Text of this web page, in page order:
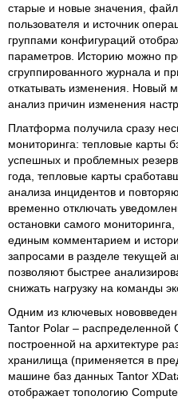
старые и новые значения,
пользователя и источник
группами конфигураций
параметров. Историю можно
сгруппированного журнала и
откатывать изменения. Новый
анализ причин изменения
Платформа получила сразу
мониторинга: тепловые карты
успешных и проблемных
года, тепловые карты
анализа инцидентов и
временно отключать
остановки самого
единым комментарием и
запросами в разделе текущей
позволяют быстрее
снижать нагрузку на команды
Одним из ключевых
Tantor Polar – распределенной
построенной на архитектуре
хранилища (применяется в
машине баз данных Tantor
отображает топологию